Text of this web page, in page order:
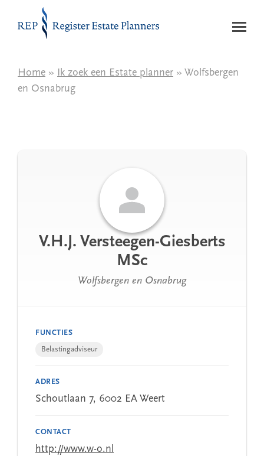
Naar de inhoud
Home » Ik zoek een Estate planner » Wolfsbergen
en Osnabrug
V.H.J. Versteegen-Giesberts
MSc
Wolfsbergen en Osnabrug
FUNCTIES
Belastingadviseur
ADRES
Schoutlaan 7, 6002 EA Weert
CONTACT
http://www.w-o.nl